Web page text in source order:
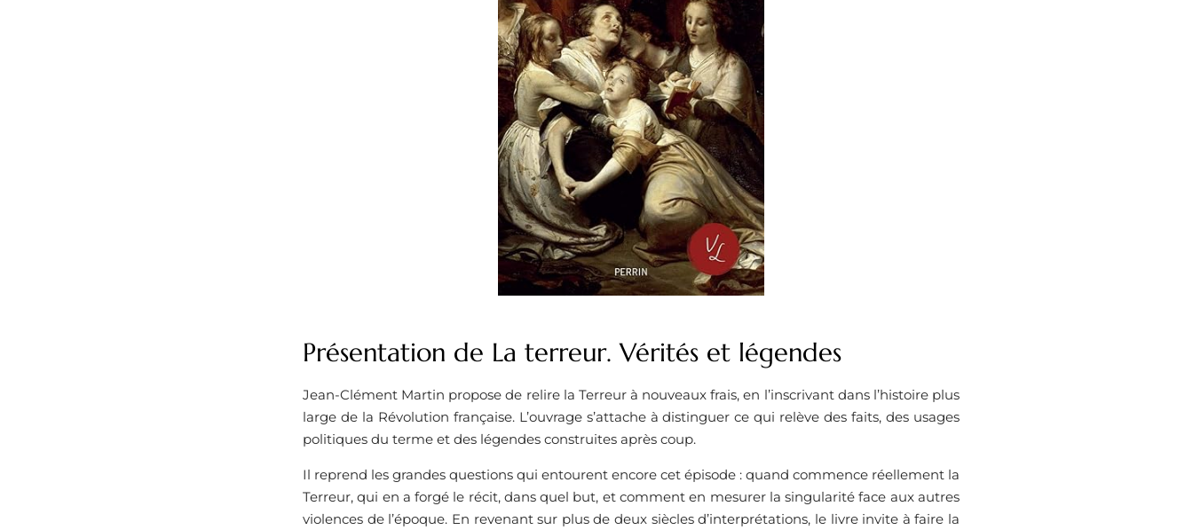
Présentation de La terreur. Vérités et légendes
Jean-Clément Martin propose de relire la Terreur à nouveaux frais, en l’inscrivant dans l’histoire plus
large de la Révolution française. L’ouvrage s’attache à distinguer ce qui relève des faits, des usages
politiques du terme et des légendes construites après coup.
Il reprend les grandes questions qui entourent encore cet épisode : quand commence réellement la
Terreur, qui en a forgé le récit, dans quel but, et comment en mesurer la singularité face aux autres
violences de l’époque. En revenant sur plus de deux siècles d’interprétations, le livre invite à faire la